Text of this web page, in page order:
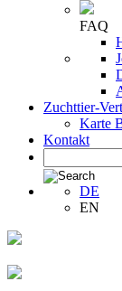
FAQ
Zuchttier-
Karte
Kontakt
DE
EN